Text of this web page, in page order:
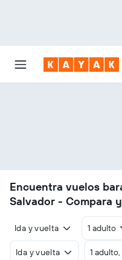
Encuentra vuelos
Salvador - Compara
Ida y vuelta 1 adulto
Ida y vuelta 1